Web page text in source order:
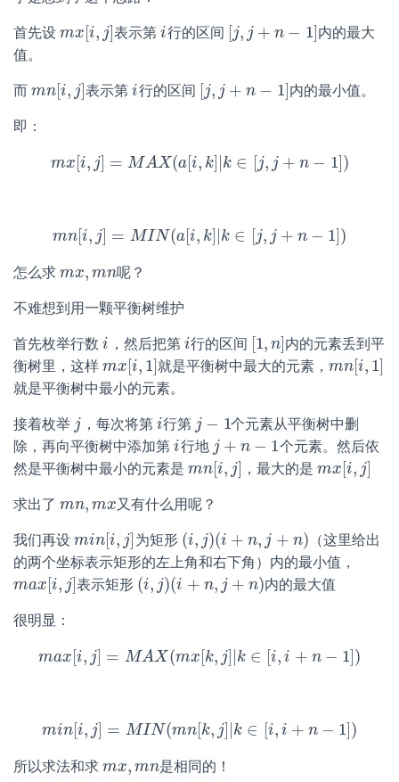
首先设 mx [i, j]
mx[ ,j] 表示第i
i 行的区间 [j, j + n − 1]
j,j +n− 1]
内的最大
值。
而 mn[i, j]
mn[ ,j] 表示第i
i 行的区间 [j, j + n − 1]
j,j +n− 1]
内的最小值。
即：
mx [i, j] = MAX(a[i, k] k ∈ [j, j + n − 1])
m x[i j]=MAX(a[i k] k∈[ +n−1] )
mn[i, j] = MIN(a[i, k] k ∈ [j, j + n − 1])
m n[ j]=MIN(a[i k] k∈[ +n−1] )
怎么求 mx, mn
mx,mn
呢？
不难想到用一颗平衡树维护
首先枚举行数 i
i ，然后把第 i
i 行的区间 [1, n]
[1, n] 内的元素丢到平
衡树里，这样 mx [i, 1]
mx[ ,1 ] 就是平衡树中最大的元素， mn[i, 1]
mn[ ,1 ]
就是平衡树中最小的元素。
接着枚举 j
j ，每次将第 i
i 行第 j − 1
j−1
个元素从平衡树中删
除，再向平衡树中添加第 i
i 行地 j + n − 1
j+ n−1
个元素。然后依
然是平衡树中最小的元素是 mn[i, j]
mn[ ,j] ，最大的是mx [i, j]
mx[ ,j]
求出了 mn, mx
mn,mx
又有什么用呢？
我们再设 min[i, j]
min[i j] 为矩形 (i, j)(i + n, j + n)
(i,j) (i+n, +n)
（这里给出
的两个坐标表示矩形的左上角和右下角）内的最小值，
max [i, j]
max[ ,j] 表示矩形 (i, j)(i + n, j + n)
(i,j) (i+n, +n)
内的最大值
很明显：
max [i, j] = MAX (mx [k, j] k ∈ [i, i + n − 1])
m x[ ,j]=MA X(mx [k, j] k∈[i +n− 1] )
min[i, j] = MIN(mn[k, j] k ∈ [i, i + n − 1])
m n[i j]=MIN(mn [k, j] k∈[i +n − 1] )
所以求法和求 mx, mn
mx,mn
是相同的！